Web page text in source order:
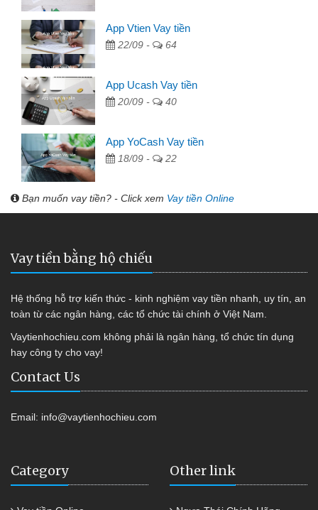
App Vtien Vay tiền
22/09 - 64
App Ucash Vay tiền
20/09 - 40
App YoCash Vay tiền
18/09 - 22
Bạn muốn vay tiền? - Click xem Vay tiền Online
Vay tiền bằng hộ chiếu
Hệ thống hỗ trợ kiến thức - kinh nghiệm vay tiền nhanh, uy tín, an
toàn từ các ngân hàng, các tổ chức tài chính ở Việt Nam.
Vaytienhochieu.com không phải là ngân hàng, tổ chức tín dụng
hay công ty cho vay!
Contact Us
Email: info@vaytienhochieu.com
Category Other link